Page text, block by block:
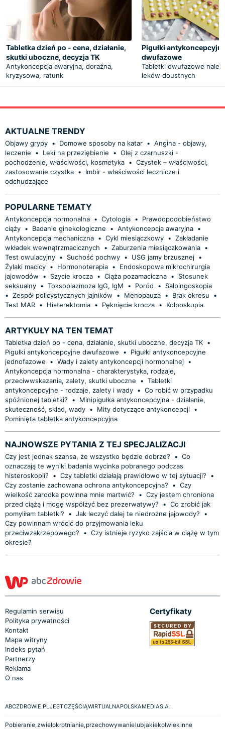
Tabletka dzień po - cena, działanie,
skutki uboczne, decyzja TK
Antykoncepcja awaryjna, doraźna,
kryzysowa, ratunk
Pigułki
dwufazowe
Tabletki dwufazowe
leków doustnych
AKTUALNE TRENDY
Objawy grypy • Domowe sposoby na katar • Angina - objawy,
leczenie
• Leki na przeziębienie • Olej z czarnuszki -
pochodzenie, właściwości, kosmetyka • Czystek – właściwości,
zastosowanie czystka •
Imbir - właściwości lecznicze i
odchudzające
POPULARNE TEMATY
Antykoncepcja hormonalna • Cytologia •
Prawdopodobieństwo
ciąży • Badanie ginekologiczne • Antykoncepcja awaryjna •
Antykoncepcja mechaniczna • Cykl miesiączkowy • Zakładanie
wkładek wewnątrzmacicznych
• Zaburzenia miesiączkowania •
Test owulacyjny • Suchość pochwy • USG jamy brzusznej •
Żylaki macicy • Hormonoterapia •
Endoskopowa mikrochirurgia
jajowodów
• Szycie krocza • Ciąża pozamaciczna •
Stosunek
seksualny • Toksoplazmoza IgG, IgM • Poród •
Salpingoskopia
• Zespół policystycznych jajników • Menopauza • Brak okresu
•
Test MAR • Histerektomia • Pęknięcie krocza • Kolposkopia
ARTYKUŁY NA TEN TEMAT
Tabletka dzień po - cena, działanie, skutki uboczne, decyzja TK •
Pigułki antykoncepcyjne dwufazowe
•
Pigułki antykoncepcyjne
jednofazowe
• Wady i zalety antykoncepcji hormonalnej •
Antykoncepcja hormonalna - charakterystyka, rodzaje,
przeciwwskazania, zalety, skutki uboczne
• Tabletki
antykoncepcyjne - rodzaje, zalety i wady • Co robić w przypadku
spóźnionej tabletki?
•
Minipigułka antykoncepcyjna - działanie,
skuteczność, skład, wady • Mity dotyczące antykoncepcji •
Pominięta tabletka antykoncepcyjna
NAJNOWSZE PYTANIA Z TEJ SPECJALIZACJI
Czy jest jednak szansa, że wszystko będzie dobrze? • Co
oznaczają te wyniki badania wycinka pobranego podczas
histeroskopii?
• Czy tabletki działają prawidłowo w tej sytuacji?
•
Czy zostanie zachowana ochrona antykoncepcyjna?
• Czy
wielkość zarodka powinna mnie martwić?
• Czy jestem chroniona
przed ciążą i mogę współżyć bez prezerwatywy?
• Co zrobić jak
pomyliłam tabletki?
• Jak leczyć dalej te niedrożne jajowody?
•
Czy powinnam wrócić do przyjmowania leku
przeciwzakrzepowego?
• Czy istnieje ryzyko zajścia w ciążę w tym
okresie?
Regulamin serwisu
Polityka prywatności
Kontakt
Mapa witryny
Indeks pytań
Partnerzy
Reklama
O nas
Certyfikaty
ABCZDROWIE.PL JEST CZĘŚCIĄ WIRTUALNA POLSKA MEDIA S.A.
Pobieranie, zwielokrotnianie, przechowywanie lub jakiekolwiek inne